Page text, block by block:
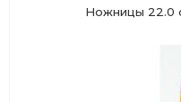
Ножницы 22.0